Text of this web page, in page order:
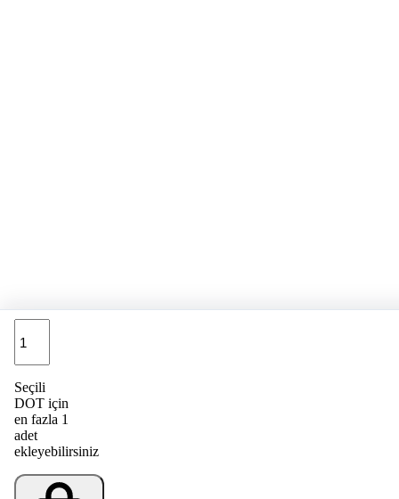
Seçili
DOT için
en fazla 1
adet
ekleyebilirsiniz